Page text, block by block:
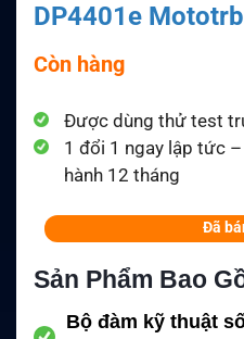
DP4401e
Còn hàng
Được dùng thử test
1 đổi 1 ngay lập tức
hành 12 tháng
Đã
Sản Phẩm Bao
Bộ đàm kỹ thuật